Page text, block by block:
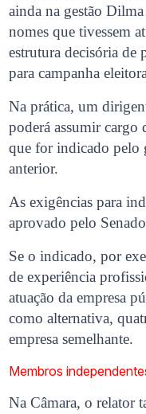
ainda na gestão
nomes que tivessem
estrutura decisória de
para campanha
Na prática, um
poderá assumir cargo
que for indicado pelo
anterior.
As exigências para
aprovado pelo
Se o indicado, por
de experiência
atuação da empresa
como alternativa,
empresa semelhante.
Membros
Na Câmara, o relator